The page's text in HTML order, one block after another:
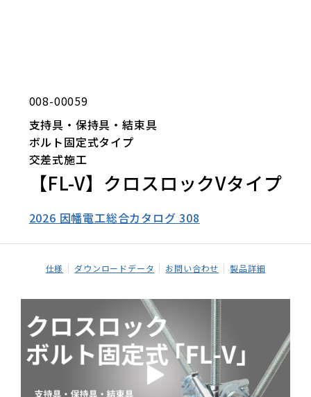
008-00059
支持具・保持具・結束具
ボルト固定式タイプ
交差式施工
【FL-V】クロスロックVタイプ
2026 因幡電工総合カタログ 308
仕様 ダウンロードデータ お問い合わせ 製品詳細